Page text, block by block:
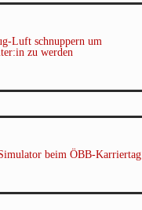
Luft schnuppern um
zu werden
beim ÖBB-Karriertag